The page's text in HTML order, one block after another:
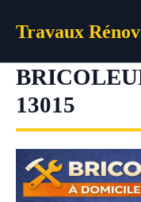
Travaux
13015